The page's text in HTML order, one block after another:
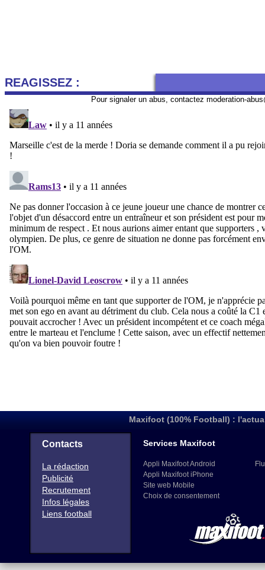
REAGISSEZ :
Pour signaler un abus, contactez moderation-
Maxifoot (100% Football) :
Contacts
La rédaction
Publicité
Recrutement
Infos légales
Liens football
Services Maxifoot
Appli Maxifoot Android
Appli Maxifoot iPhone
Site web Mobile
Choix de consentement